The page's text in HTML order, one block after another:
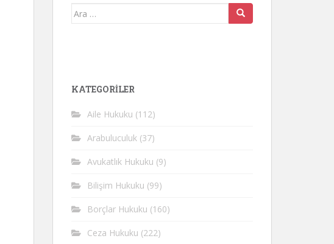
Arama
KATEGORİLER
Aile Hukuku (112)
Arabuluculuk (37)
Avukatlık Hukuku (9)
Bilişim Hukuku (99)
Borçlar Hukuku (160)
Ceza Hukuku (222)